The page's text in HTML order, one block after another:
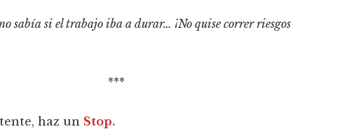
sabía si el trabajo iba a durar… ¡No quise correr riesgos
***
haz un Stop.